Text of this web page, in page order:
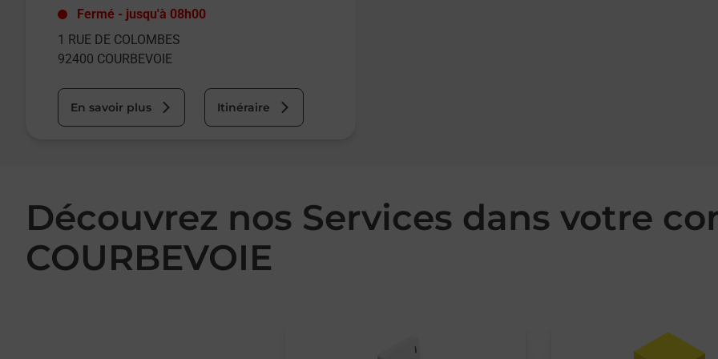
Fermé - jusqu'à 08h00
1 RUE DE COLOMBES
92400 COURBEVOIE
En savoir plus Itinéraire
Découvrez nos Services dans votre
COURBEVOIE